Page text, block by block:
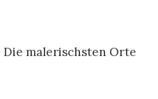
Die malerischsten Orte